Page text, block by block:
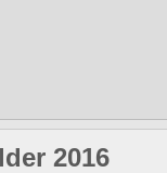
2016